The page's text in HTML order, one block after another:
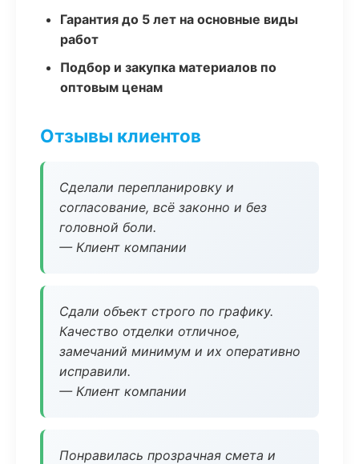
Гарантия до 5 лет на основные виды
работ
Подбор и закупка материалов по
оптовым ценам
Отзывы клиентов
Сделали перепланировку и
согласование, всё законно и без
головной боли.
— Клиент компании
Сдали объект строго по графику.
Качество отделки отличное,
замечаний минимум и их оперативно
исправили.
— Клиент компании
Понравилась прозрачная смета и